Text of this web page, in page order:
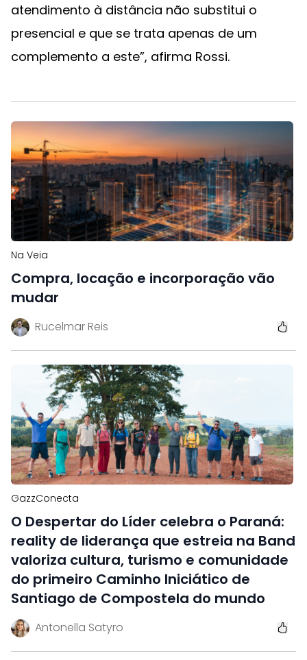
atendimento à distância não substitui o
presencial e que se trata apenas de um
complemento a este”, afirma Rossi.
Na Veia
Compra, locação e incorporação vão
mudar
Rucelmar Reis
GazzConecta
O Despertar do Líder celebra o Paraná:
reality de liderança que estreia na Band
valoriza cultura, turismo e comunidade
do primeiro Caminho Iniciático de
Santiago de Compostela do mundo
Antonella Satyro